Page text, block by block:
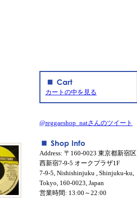
カートの中を見る
@reggaeshop_natさんのツイート
Address: 〒160-0023 東京都新宿区
西新宿7-9-5 オークプラザ1F
7-9-5, Nishishinjuku , Shinjuku-ku,
Tokyo, 160-0023, Japan
営業時間: 13:00～22:00